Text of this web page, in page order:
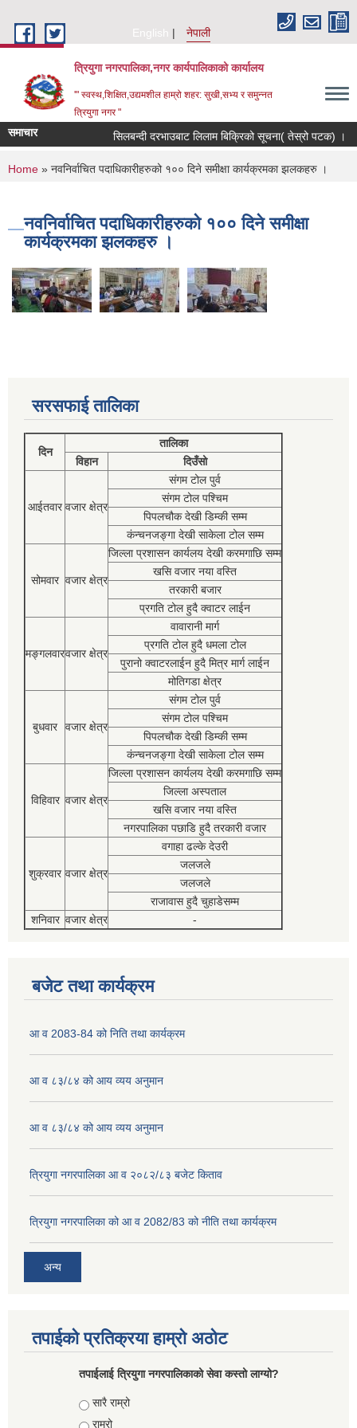
English
नेपाली
त्रियुगा नगरपालिका,नगर कार्यपालिकाको कार्यालय
'" स्वस्थ,शिक्षित,उद्यमशील हाम्रो शहर: सुखी,सभ्य र समुन्नत
त्रियुगा नगर "
समाचार सिलबन्दी दरभाउबाट लिलाम बिक्रिको सूचना( तेस्रो पटक) ।
You are here
Home » नवनिर्वाचित पदाधिकारीहरुको १०० दिने समीक्षा कार्यक्रमका झलकहरु ।
नवनिर्वाचित पदाधिकारीहरुको १०० दिने समीक्षा
कार्यक्रमका झलकहरु ।
सरसफाई तालिका
दिन
तालिका
विहान
दिउँसो
आईतवार वजार क्षेत्र
संगम टोल पुर्व
संगम टोल पश्चिम
पिपलचौक देखी डिम्की सम्म
कंन्चनजङ्गा देखी साकेला टोल सम्म
सोमवार वजार क्षेत्र
जिल्ला प्रशासन कार्यलय देखी करमगाछि सम्म
खसि वजार नया वस्ति
तरकारी बजार
प्रगति टोल हुदै क्वाटर लाईन
मङ्गलवारवजार क्षेत्र
वावारानी मार्ग
प्रगति टोल हुदै धमला टोल
पुरानो क्वाटरलाईन हुदै मित्र मार्ग लाईन
मोतिगडा क्षेत्र
बुधवार वजार क्षेत्र
संगम टोल पुर्व
संगम टोल पश्चिम
पिपलचौक देखी डिम्की सम्म
कंन्चनजङ्गा देखी साकेला टोल सम्म
विहिवार वजार क्षेत्र
जिल्ला प्रशासन कार्यलय देखी करमगाछि सम्म
जिल्ला अस्पताल
खसि वजार नया वस्ति
नगरपालिका पछाडि हुदै तरकारी वजार
शुक्रवार वजार क्षेत्र
वगाहा ढल्के देउरी
जलजले
जलजले
राजावास हुदै चुहाडेसम्म
शनिवार वजार क्षेत्र -
बजेट तथा कार्यक्रम
आ व 2083-84 को निति तथा कार्यक्रम
आ व ८३/८४ को आय व्यय अनुमान
आ व ८३/८४ को आय व्यय अनुमान
त्रियुगा नगरपालिका आ व २०८२/८३ बजेट किताव
त्रियुगा नगरपालिका को आ व 2082/83 को नीति तथा कार्यक्रम
अन्य
तपाईको प्रतिक्रया हाम्रो अठोट
तपाईलाई त्रियुगा नगरपालिकाको सेवा कस्तो लाग्यो?
Choices
सारै राम्रो
राम्रो